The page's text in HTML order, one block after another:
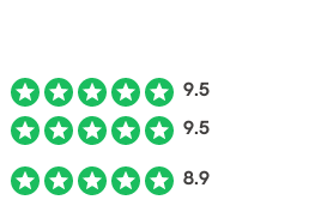
9.5
9.5
8.9